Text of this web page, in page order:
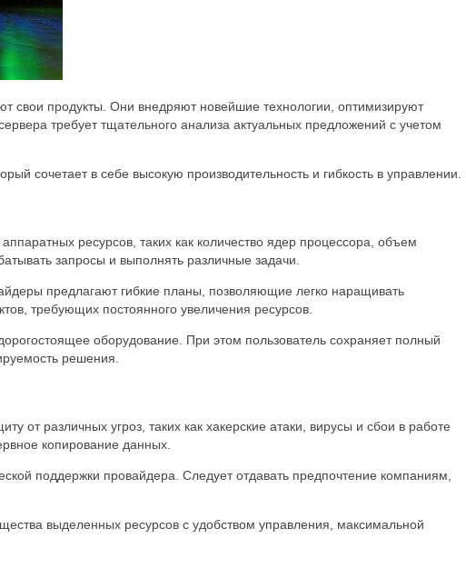
свои продукты. Они внедряют новейшие технологии, оптимизируют
требует тщательного анализа актуальных предложений с учетом
сочетает в себе высокую производительность и гибкость в управлении.
ресурсов, таких как количество ядер процессора, объем
запросы и выполнять различные задачи.
предлагают гибкие планы, позволяющие легко наращивать
требующих постоянного увеличения ресурсов.
оборудование. При этом пользователь сохраняет полный
решения.
различных угроз, таких как хакерские атаки, вирусы и сбои в работе
копирование данных.
поддержки провайдера. Следует отдавать предпочтение компаниям,
выделенных ресурсов с удобством управления, максимальной